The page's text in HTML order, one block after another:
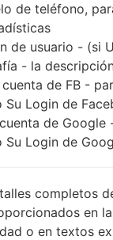
de teléfono,
de usuario - (si
- la
cuenta de FB -
Su Login de
de Google
Su Login de
completos
en
o en textos